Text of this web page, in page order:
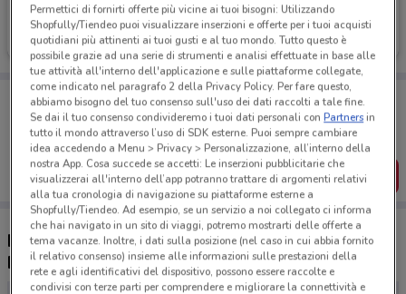
Secondhand Mobile
Scade il 21/09
Porta DoveConviene sempre con te!
Puoi trovare le migliori offerte dei negozi vicino a te,
salvarle e creare la tua lista del risparmio, comodamente
dal tuo cellulare.
SCARICA L’APP
Negozi Secondhand Mobile a Pontecagnano
Faiano
Permettici di fornirti offerte più vicine ai tuoi bisogni: Utilizzando
Shopfully/Tiendeo puoi visualizzare inserzioni e offerte per i tuoi acquisti
quotidiani più attinenti ai tuoi gusti e al tuo mondo. Tutto questo è
possibile grazie ad una serie di strumenti e analisi effettuate in base alle
tue attività all'interno dell'applicazione e sulle piattaforme collegate,
come indicato nel paragrafo 2 della Privacy Policy. Per fare questo,
abbiamo bisogno del tuo consenso sull'uso dei dati raccolti a tale fine.
Se dai il tuo consenso condivideremo i tuoi dati personali conPartnersin
tutto il mondo attraverso l’uso di SDK esterne. Puoi sempre cambiare
idea accedendo a Menu > Privacy > Personalizzazione, all’interno della
nostra App. Cosa succede se accetti: Le inserzioni pubblicitarie che
visualizzerai all'interno dell’app potranno trattare di argomenti relativi
alla tua cronologia di navigazione su piattaforme esterne a
Shopfully/Tiendeo. Ad esempio, se un servizio a noi collegato ci informa
che hai navigato in un sito di viaggi, potremo mostrarti delle offerte a
tema vacanze. Inoltre, i dati sulla posizione (nel caso in cui abbia fornito
il relativo consenso) insieme alle informazioni sulle prestazioni della
rete e agli identificativi del dispositivo, possono essere raccolte e
condivisi con terze parti per comprendere e migliorare la connettività e